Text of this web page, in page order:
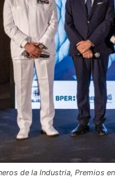
de la Industria, Premios